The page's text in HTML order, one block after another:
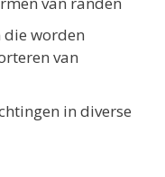
die worden
van
in diverse